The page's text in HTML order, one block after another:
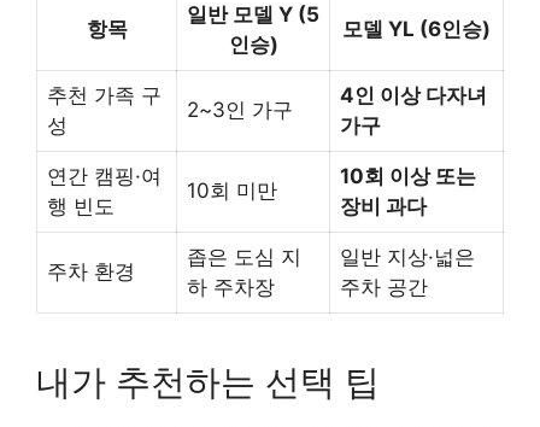
항목
일반 모델 Y (5
인승)
모델 YL (6인승)
추천 가족 구
성
2~3인 가구
4인 이상 다자녀
가구
연간 캠핑·여
행 빈도
10회 미만
10회 이상 또는
장비 과다
주차 환경
좁은 도심 지
하 주차장
일반 지상·넓은
주차 공간
내가 추천하는 선택 팁